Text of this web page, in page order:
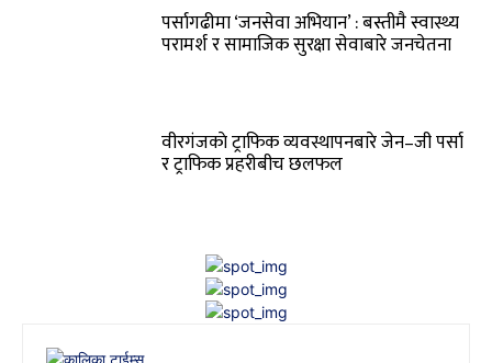
पर्सागढीमा ‘जनसेवा अभियान’ : बस्तीमै स्वास्थ्य
परामर्श र सामाजिक सुरक्षा सेवाबारे जनचेतना
वीरगंजकाे ट्राफिक व्यवस्थापनबारे जेन–जी पर्सा
र ट्राफिक प्रहरीबीच छलफल